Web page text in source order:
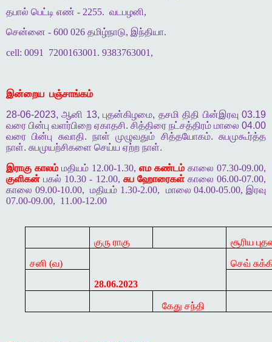
தபால் பெட்டி எண் - 2255. வடபழனி,
சென்னை - 600 026 தமிழ்நாடு, இந்தியா.
cell: 0091
7200163001. 9383763001,
இன்றைய பஞ்சாங்கம்
28-06-2023,ஆனி 13,புதன்கிழமை, தசமி திதி பின்இரவு 03.19
வரை பின்பு வளர்பிறை ஏகாதசி. சித்திரை நட்சத்திரம் மாலை 04.00
வரை பின்பு சுவாதி.நாள் முழுவதும் சித்தயோகம்.சுபமுகூர்த்த
நாள். சுபமுயற்சிகளை செய்ய ஏற்ற நாள்.
இராகு காலம் மதியம் 12.00-1.30, எம கண்டம் காலை 07.30-09.00,
குளிகன் பகல் 10.30 - 12.00, சுப ஹோரைகள்காலை 06.00-07.00,
காலை 09.00-10.00,
மதியம் 1.30-2.00,
மாலை 04.00-05.00, இரவு
07.00-09.00, 11.00-12.00
குரு ராகு சூரிய
சனி (வ)
28.06.2023
செவ்
கேது சந்தி